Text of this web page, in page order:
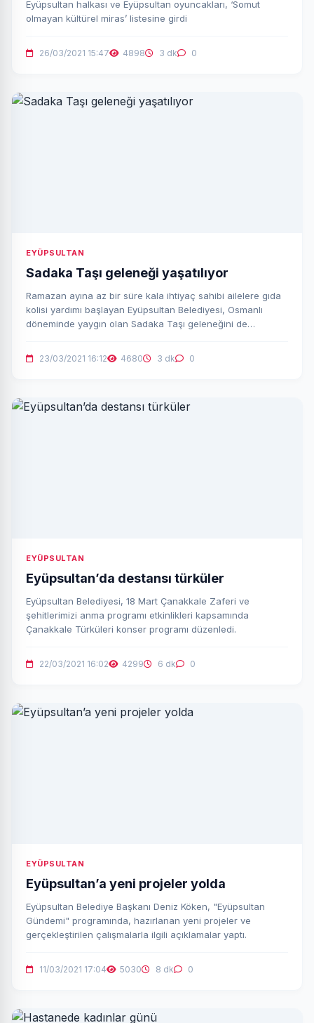
Eyüpsultan halkası ve Eyüpsultan oyuncakları, ‘Somut
olmayan kültürel miras’ listesine girdi
26/03/2021 15:47 4898 3 dk 0
EYÜPSULTAN
Sadaka Taşı geleneği yaşatılıyor
Ramazan ayına az bir süre kala ihtiyaç sahibi ailelere gıda
kolisi yardımı başlayan Eyüpsultan Belediyesi, Osmanlı
döneminde yaygın olan Sadaka Taşı geleneğini de
23/03/2021 16:12 4680 3 dk 0
EYÜPSULTAN
Eyüpsultan’da destansı türküler
Eyüpsultan Belediyesi, 18 Mart Çanakkale Zaferi ve
şehitlerimizi anma programı etkinlikleri kapsamında
Çanakkale Türküleri konser programı düzenledi.
22/03/2021 16:02 4299 6 dk 0
EYÜPSULTAN
Eyüpsultan’a yeni projeler yolda
Eyüpsultan Belediye Başkanı Deniz Köken, "Eyüpsultan
Gündemi" programında, hazırlanan yeni projeler ve
gerçekleştirilen çalışmalarla ilgili açıklamalar yaptı.
11/03/2021 17:04 5030 8 dk 0